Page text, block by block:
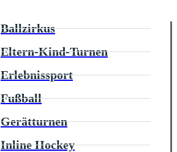
Ballzirkus
Eltern-Kind-Turnen
Erlebnissport
Fußball
Gerätturnen
Inline Hockey